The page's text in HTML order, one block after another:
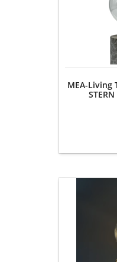
MEA-Living